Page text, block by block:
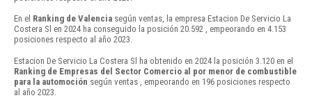
En el Ranking de Valencia según ventas, la empresa Estacion De Servicio La
Costera Sl en 2024 ha conseguido la posición 20.592 , empeorando en 4.153
posiciones respecto al año 2023.
Estacion De Servicio La Costera Sl ha obtenido en 2024 la posición 3.120 en el
Ranking de Empresas del Sector Comercio al por menor de combustible
para la automoción según ventas , empeorando en 196 posiciones respecto
al año 2023.